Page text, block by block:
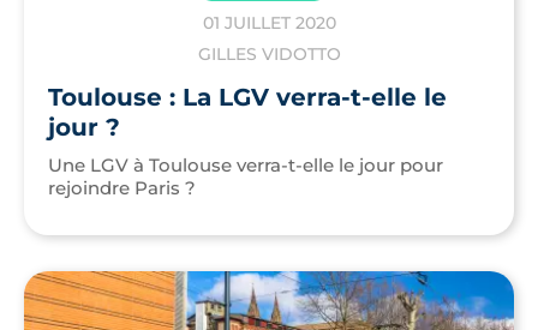
01 JUILLET 2020
GILLES VIDOTTO
Toulouse : La LGV verra-t-elle le
jour ?
Une LGV à Toulouse verra-t-elle le jour pour
rejoindre Paris ?